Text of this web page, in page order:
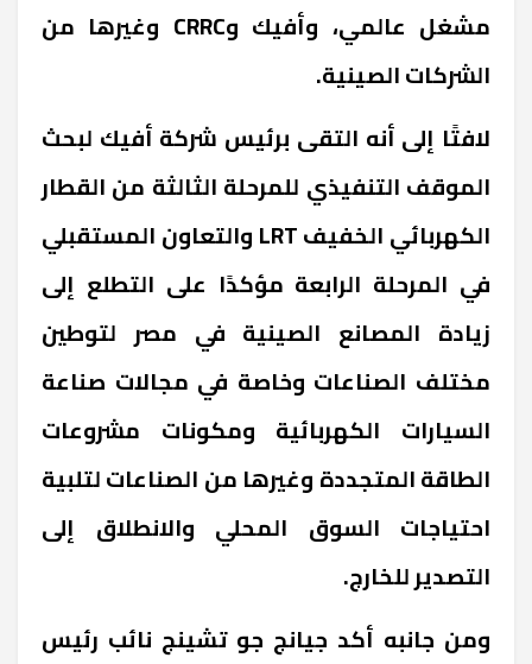
مشغل عالمي، وأفيك وCRRC وغيرها من
الشركات الصينية.
لافتًا إلى أنه التقى برئيس شركة أفيك لبحث
الموقف التنفيذي للمرحلة الثالثة من القطار
الكهربائي الخفيف LRT والتعاون المستقبلي
في المرحلة الرابعة مؤكدًا على التطلع إلى
زيادة المصانع الصينية في مصر لتوطين
مختلف الصناعات وخاصة في مجالات صناعة
السيارات الكهربائية ومكونات مشروعات
الطاقة المتجددة وغيرها من الصناعات لتلبية
احتياجات السوق المحلي والانطلاق إلى
التصدير للخارج.
ومن جانبه أكد جيانج جو تشينج نائب رئيس